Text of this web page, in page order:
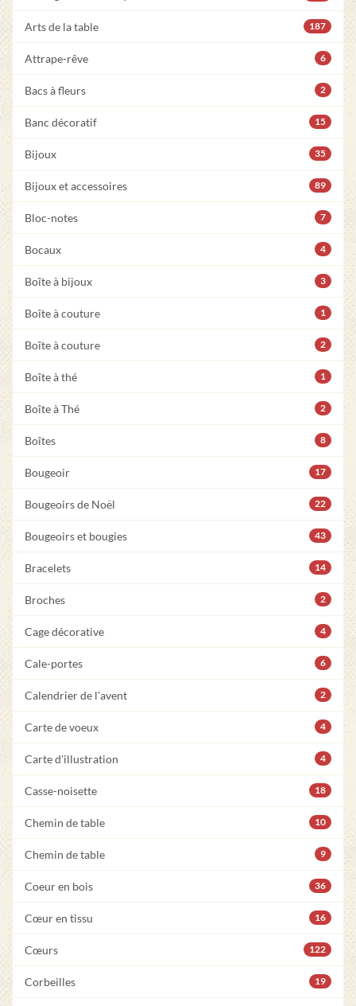
Arts de la table 187
Attrape-rêve 6
Bacs à fleurs 2
Banc décoratif 15
Bijoux 35
Bijoux et accessoires 89
Bloc-notes 7
Bocaux 4
Boîte à bijoux 3
Boîte à couture 1
Boîte à couture 2
Boîte à thé 1
Boîte à Thé 2
Boîtes 8
Bougeoir 17
Bougeoirs de Noël 22
Bougeoirs et bougies 43
Bracelets 14
Broches 2
Cage décorative 4
Cale-portes 6
Calendrier de l'avent 2
Carte de voeux 4
Carte d'illustration 4
Casse-noisette 18
Chemin de table 10
Chemin de table 9
Coeur en bois 36
Cœur en tissu 16
Cœurs 122
Corbeilles 19